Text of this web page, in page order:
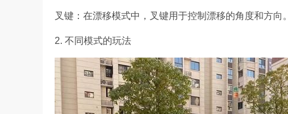
叉键：在漂移模式中，叉键用于控制漂移的角度和方向。
2. 不同模式的玩法